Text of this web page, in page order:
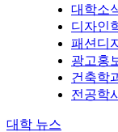
대학소
디자인
패션디
광고홍
건축학
전공학
대학 뉴스